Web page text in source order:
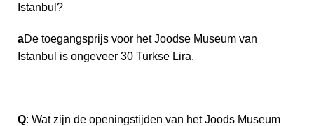
Istanbul?
aDe toegangsprijs voor het Joodse Museum van
Istanbul is ongeveer 30 Turkse Lira.
Q: Wat zijn de openingstijden van het Joods Museum